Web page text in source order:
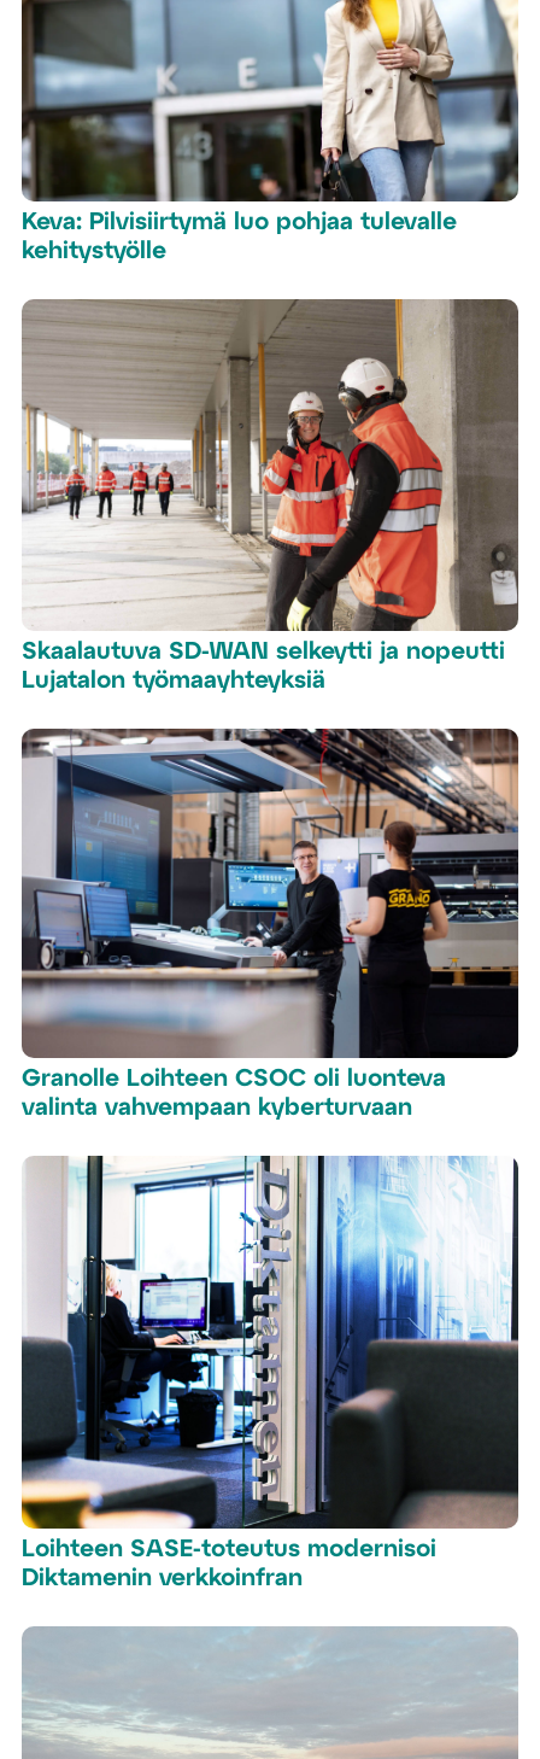
Keva: Pilvisiirtymä luo pohjaa tulevalle
kehitystyölle
Skaalautuva SD-WAN selkeytti ja nopeutti
Lujatalon työmaayhteyksiä
Granolle Loihteen CSOC oli luonteva
valinta vahvempaan kyberturvaan
Loihteen SASE-toteutus modernisoi
Diktamenin verkkoinfran